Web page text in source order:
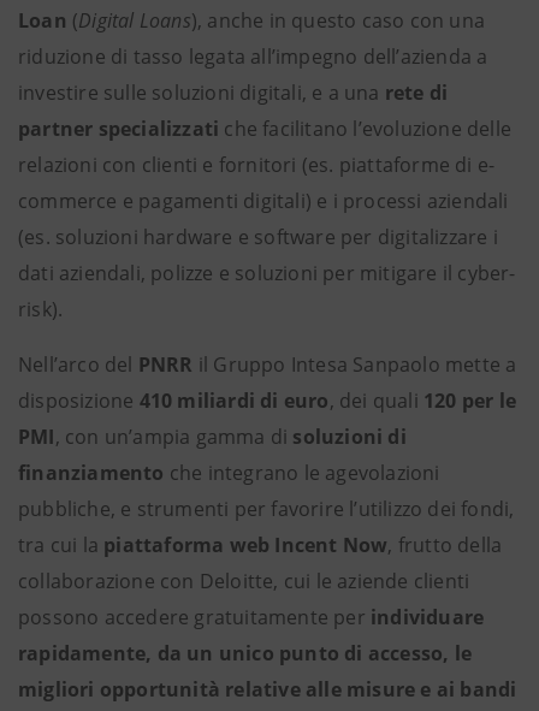
Loan (Digital Loans), anche in questo caso con una
riduzione di tasso legata all’impegno dell’azienda a
investire sulle soluzioni digitali, e a una rete di
partner specializzati che facilitano l’evoluzione delle
relazioni con clienti e fornitori (es. piattaforme di e-
commerce e pagamenti digitali) e i processi aziendali
(es. soluzioni hardware e software per digitalizzare i
dati aziendali, polizze e soluzioni per mitigare il cyber-
risk).
Nell’arco del PNRR il Gruppo Intesa Sanpaolo mette a
disposizione 410 miliardi di euro, dei quali 120 per le
PMI, con un’ampia gamma di soluzioni di
finanziamento che integrano le agevolazioni
pubbliche, e strumenti per favorire l’utilizzo dei fondi,
tra cui la piattaforma web Incent Now, frutto della
collaborazione con Deloitte, cui le aziende clienti
possono accedere gratuitamente per individuare
rapidamente, da un unico punto di accesso, le
migliori opportunità relative alle misure e ai bandi